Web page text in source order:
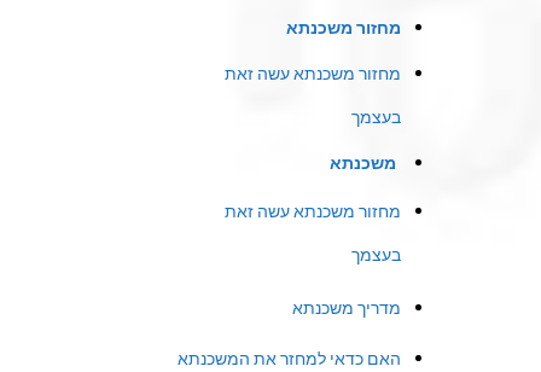
מחזור משכנתא
מחזור משכנתא עשה זאת
בעצמך
משכנתא
מחזור משכנתא עשה זאת
בעצמך
מדריך משכנתא
האם כדאי למחזר את המשכנתא